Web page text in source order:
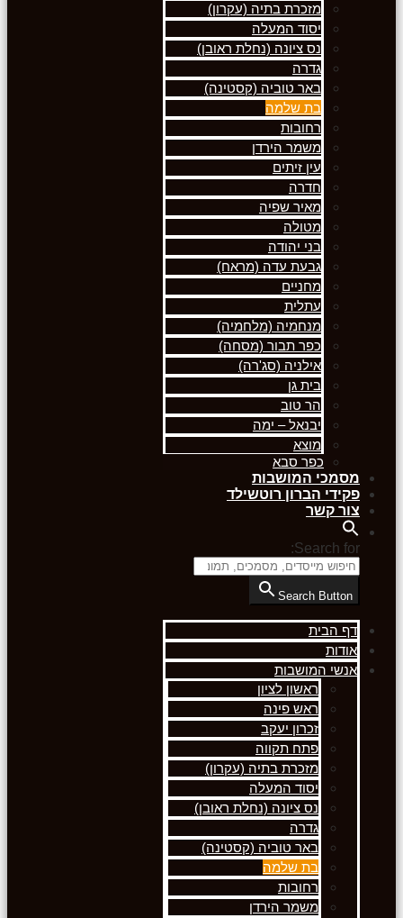
מזכרת בתיה (עקרון)
יסוד המעלה
נס ציונה (נחלת ראובן)
גדרה
באר טוביה (קסטינה)
בת שלמה
רחובות
משמר הירדן
עין זיתים
חדרה
מאיר שפיה
מטולה
בני יהודה
גבעת עדה (מראח)
מחניים
עתלית
מנחמיה (מלחמיה)
כפר תבור (מסחה)
אילניה (סג'רה)
בית גן
הר טוב
יבנאל – ימה
מוצא
כפר סבא
מסמכי המושבות
פקידי הברון רוטשילד
צור קשר
Search for:
Search Button
דף הבית
אודות
אנשי המושבות
ראשון לציון
ראש פינה
זכרון יעקב
פתח תקווה
מזכרת בתיה (עקרון)
יסוד המעלה
נס ציונה (נחלת ראובן)
גדרה
באר טוביה (קסטינה)
בת שלמה
רחובות
משמר הירדן